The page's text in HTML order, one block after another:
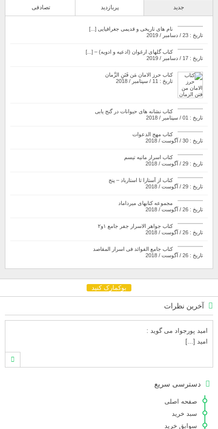
جدید پربازدید تصادفی
نام های تاریخی و قدیمی جغرافیایی [...]
تاریخ : 23 / دسامبر / 2019
کتاب گلهای ارغوان (ادعیه و ادویه) – [...]
تاریخ : 17 / دسامبر / 2019
کتاب حرز الامان مَن فَتَنِ الزَّمان
تاریخ : 11 / سپتامبر / 2018
کتاب نشانه های حیوانات در گنج یابی
تاریخ : 01 / سپتامبر / 2018
کتاب مهج الدعوات
تاریخ : 30 / آگوست / 2018
کتاب اسرار مانیه تیسم
تاریخ : 29 / آگوست / 2018
کتاب از آستارا تا استارباد – پنج
تاریخ : 29 / آگوست / 2018
مجموعه کتابهای میرداماد
تاریخ : 26 / آگوست / 2018
کتاب جواهر الاسرار جفر جامع ۱و۲
تاریخ : 26 / آگوست / 2018
کتاب جامع الفوائد فی اسرار المقاصد
تاریخ : 26 / آگوست / 2018
بوکمارک کنید
آخرین نظرات
امید پورجواد می گوید :
امید [...]
محمدشهنوازی می گوید :
دسترسی سریع
صفحه اصلی
سبد خرید
سوابق خرید